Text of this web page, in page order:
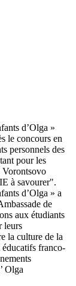
d’Olga »
le concours en
personnels des
pour les
Vorontsovo
à savourer".
d’Olga » a
de
aux étudiants
leurs
la culture de la
éducatifs franco-
Olga